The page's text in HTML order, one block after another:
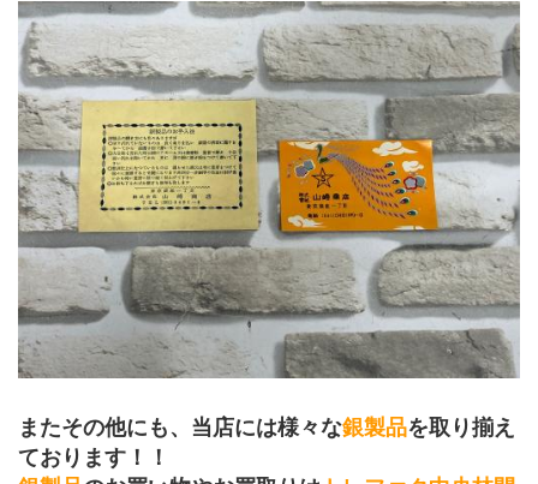
またその他にも、当店には様々な銀製品を取り揃え
ております！！